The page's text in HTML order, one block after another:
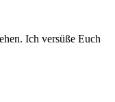
Ich versüße Euch